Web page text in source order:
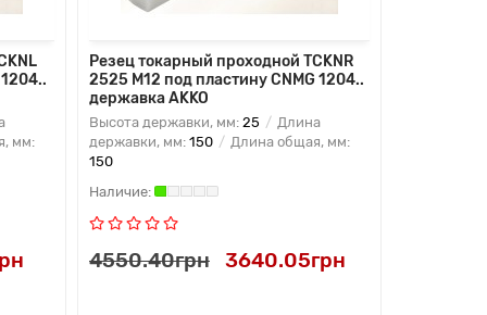
мм:
Резец токарный проходной TCKNR
2525 M12 под пластину CNMG 1204..
державка AKKO
Высота державки, мм: 25
Длина
державки, мм: 150
Длина общая, мм:
150
4550.40грн 3640.05грн